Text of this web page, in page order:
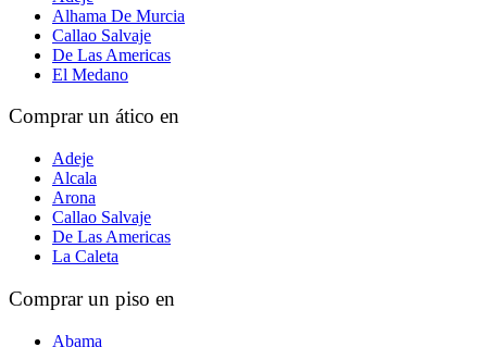
Alhama De Murcia
Callao Salvaje
De Las Americas
El Medano
Comprar un ático en
Adeje
Alcala
Arona
Callao Salvaje
De Las Americas
La Caleta
Comprar un piso en
Abama